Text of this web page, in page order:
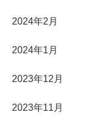
2024年2月
2024年1月
2023年12月
2023年11月